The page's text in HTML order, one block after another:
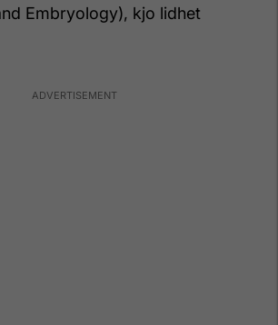
Embryology), kjo lidhet